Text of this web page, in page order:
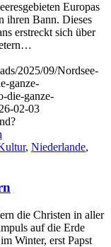
Europas
ihren Bann. Dieses
erstreckt sich über
2025/09/Nordsee-
ganze-
die-ganze-
02-03
, Niederlande,
die Christen in aller
auf die Erde
Winter, erst Papst